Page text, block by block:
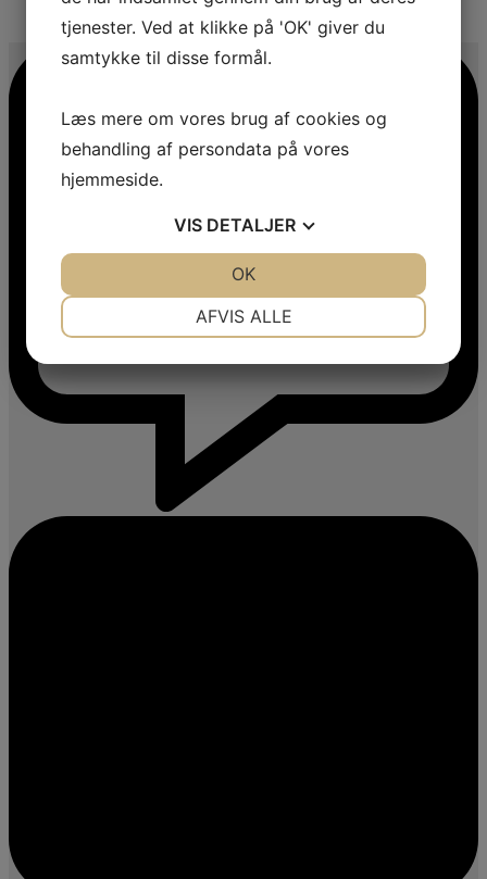
tjenester. Ved at klikke på 'OK' giver du
samtykke til disse formål.
Læs mere om vores brug af cookies og
behandling af persondata på vores
hjemmeside.
VIS DETALJER
AFVIS ALLE
OK